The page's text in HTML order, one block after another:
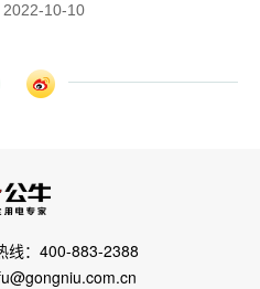
2022-10-10
线：400-883-2388